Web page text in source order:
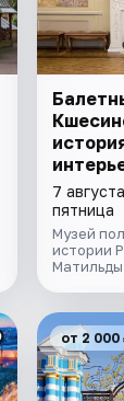
7
пятница
Музей
истории
от 2 000